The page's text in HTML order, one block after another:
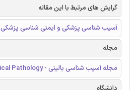
گرایش های مرتبط با این مقاله
آسیب شناسی پزشکی و ایمنی شناسی پزشکی
مجله
مجله آسیب شناسی بالینی - Journal of Clinical Pathology